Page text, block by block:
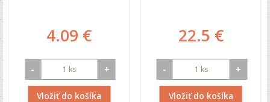
4.09 €
- +
Vložiť do košíka
22.5 €
- +
Vložiť do košíka